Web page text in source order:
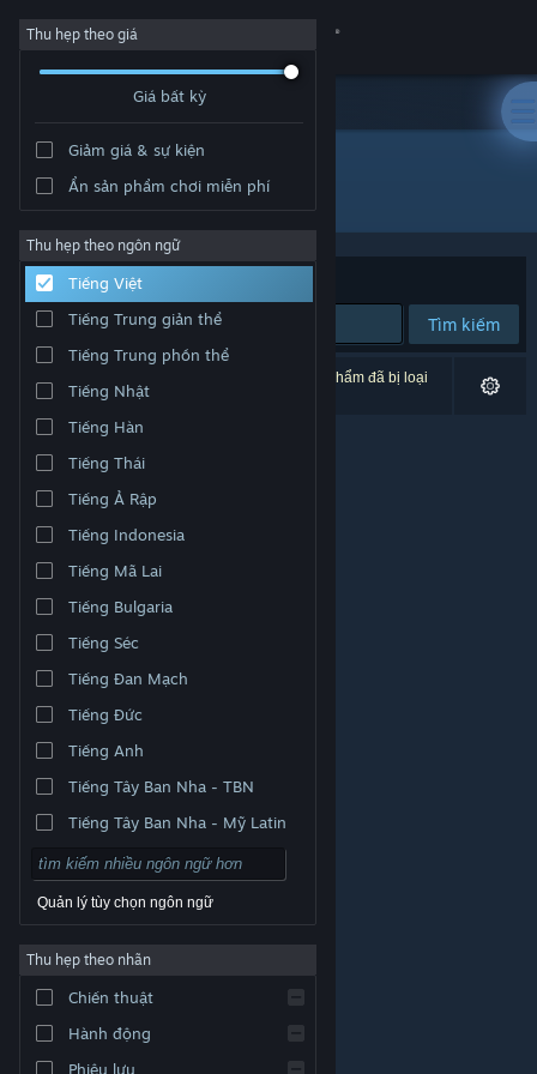
Đăng nhập
Cộng đồng
Thông tin
Hỗ trợ
Thay đổi ngôn ngữ
Cài ứng dụng Steam di động
Xem web cho desktop
thương hiệu là tài sản của chủ sở hữu tương ứng tại
Pháp lý
Hỗ trợ tiếp cận
ký Steam
|Hoàn tiền|
Thu hẹp theo giá
Giá bất kỳ
Giảm giá & sự kiện
Ẩn sản phẩm chơi miễn phí
Thu hẹp theo ngôn ngữ
Tiếng Việt
Tiếng Trung giản thể
Tiếng Trung phồn thể
Tiếng Nhật
Tiếng Hàn
Tiếng Thái
Tiếng Ả Rập
Tiếng Indonesia
Tiếng Mã Lai
Tiếng Bulgaria
Tiếng Séc
Tiếng Đan Mạch
Tiếng Đức
Tiếng Anh
Tiếng Tây Ban Nha - TBN
Tiếng Tây Ban Nha - Mỹ Latin
Quản lý tùy chọn ngôn ngữ
Thu hẹp theo nhãn
Chiến thuật
Hành động
Phiêu lưu
Nhà phát triển: Wronghut
Xếp theo Độ liên quan
Tìm kiếm
0 kết quả phù hợp tìm kiếm của bạn. 1 tựa sản phẩm đã bị loại
trừ dựa trên tùy chỉnh của bạn.